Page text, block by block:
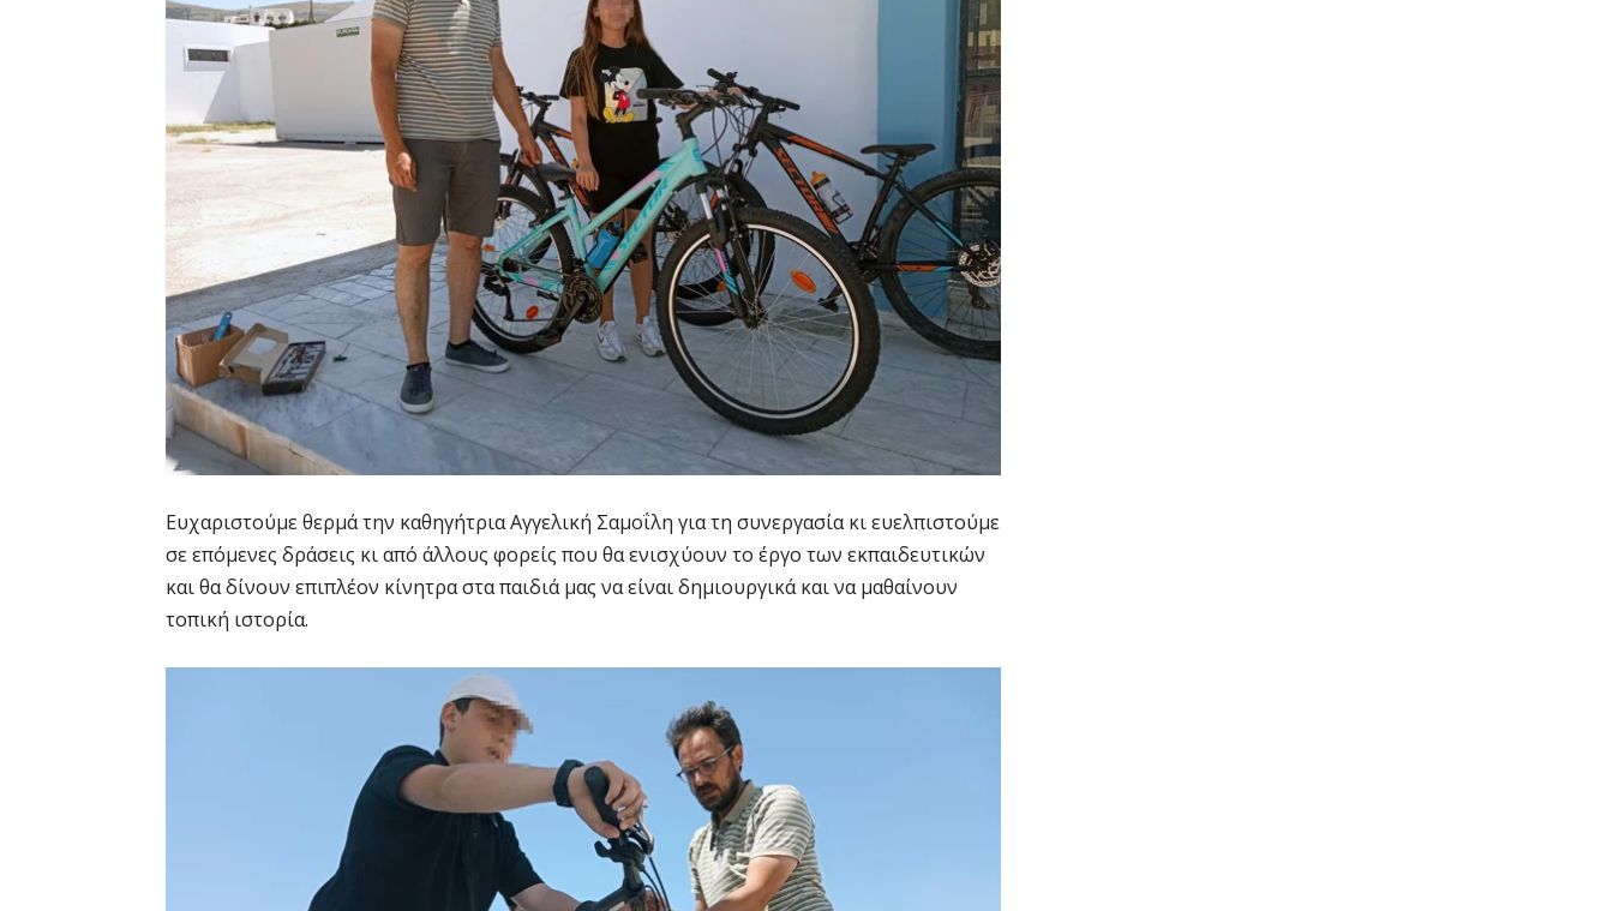
Ευχαριστούμε θερμά την καθηγήτρια Αγγελική Σαμοΐλη για τη συνεργασία κι ευελπιστούμε
σε επόμενες δράσεις κι από άλλους φορείς που θα ενισχύουν το έργο των εκπαιδευτικών
και θα δίνουν επιπλέον κίνητρα στα παιδιά μας να είναι δημιουργικά και να μαθαίνουν
τοπική ιστορία.